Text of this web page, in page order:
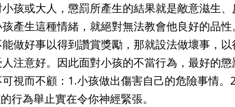
孩或大人，懲罰所產生的結果就是敵意滋生
產生這種情緒，就絕對無法教會他良好的品性
做好事以得到讚賞獎勵，那就設法做壞事，
注意好。因此面對小孩的不當行為，最好的
視而不顧：1.小孩做出傷害自己的危險事情。
行為舉止實在令你神經緊張。